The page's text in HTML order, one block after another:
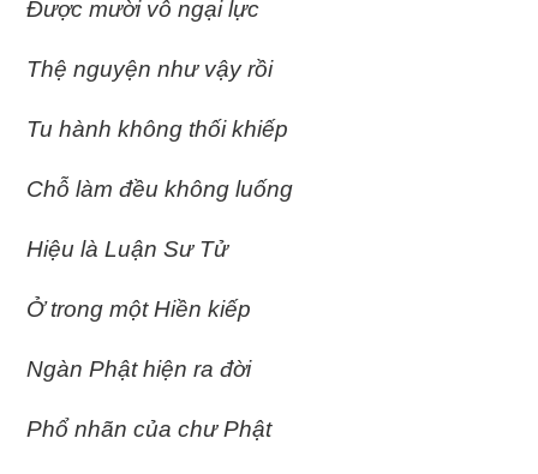
Ðược mười vô ngại lực
Thệ nguyện như vậy rồi
Tu hành không thối khiếp
Chỗ làm đều không luống
Hiệu là Luận Sư Tử
Ở trong một Hiền kiếp
Ngàn Phật hiện ra đời
Phổ nhãn của chư Phật